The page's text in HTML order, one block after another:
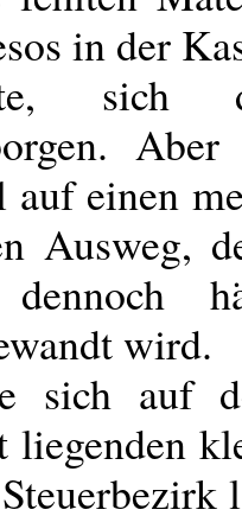
in der
sich
einen
Ausweg,
dennoch
wird.
sich auf
liegenden